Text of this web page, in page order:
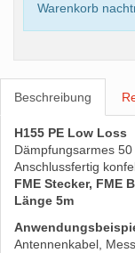
Warenkorb
Beschreibung
H155 PE Low Loss
Dämpfungsarmes
Anschlussfertig
FME Stecker, FME
Länge 5m
Antennenkabel,